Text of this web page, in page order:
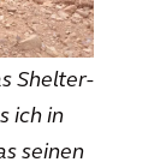
Shelter-
ich in
seinen